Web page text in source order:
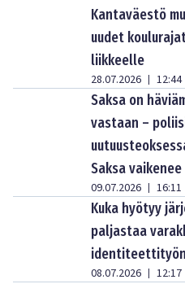
Kantaväestö
uudet
liikkeelle
28.07.2026 | 12:44
Saksa on
vastaan –
Saksa vaikenee
09.07.2026 | 16:11
Kuka hyötyy
paljastaa
08.07.2026 | 12:17